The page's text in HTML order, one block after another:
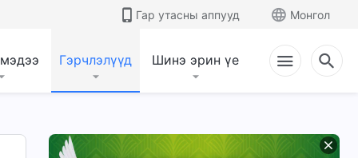
Гар утасны аппууд Монгол
Гэрчлэлүүд Шинэ эрин үе